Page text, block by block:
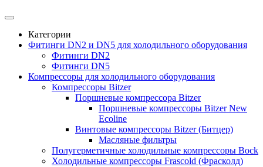
Категории
Фитинги DN2 и DN5 для холодильного оборудования
Фитинги DN2
Фитинги DN5
Компрессоры для холодильного оборудования
Компрессоры Bitzer
Поршневые компрессора Bitzer
Поршневые компрессоры Bitzer New
Ecoline
Винтовые компрессоры Bitzer (Битцер)
Масляные фильтры
Полугерметичные холодильные компрессоры Bock
Холодильные компрессоры Frascold (Фрасколд)